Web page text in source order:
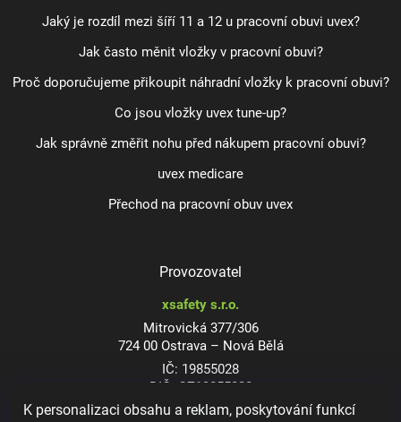
K personalizaci obsahu a reklam, poskytování funkcí
Jaký je rozdíl mezi šíří 11 a 12 u pracovní obuvi uvex?
Jak často měnit vložky v pracovní obuvi?
Proč doporučujeme přikoupit náhradní vložky k pracovní obuvi?
Co jsou vložky uvex tune-up?
Jak správně změřit nohu před nákupem pracovní obuvi?
uvex medicare
Přechod na pracovní obuv uvex
Provozovatel
xsafety s.r.o.
Mitrovická 377/306
724 00 Ostrava – Nová Bělá
IČ: 19855028
DIČ: CZ19855028